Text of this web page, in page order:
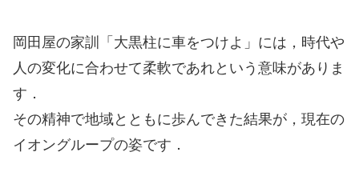
岡田屋の家訓「大黒柱に車をつけよ」には，時代や
人の変化に合わせて柔軟であれという意味がありま
す．
その精神で地域とともに歩んできた結果が，現在の
イオングループの姿です．